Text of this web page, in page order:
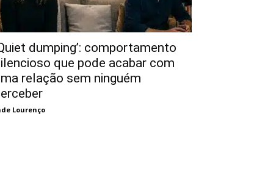
dumping’: comportamento
que pode acabar com
relação sem ninguém
Lourenço